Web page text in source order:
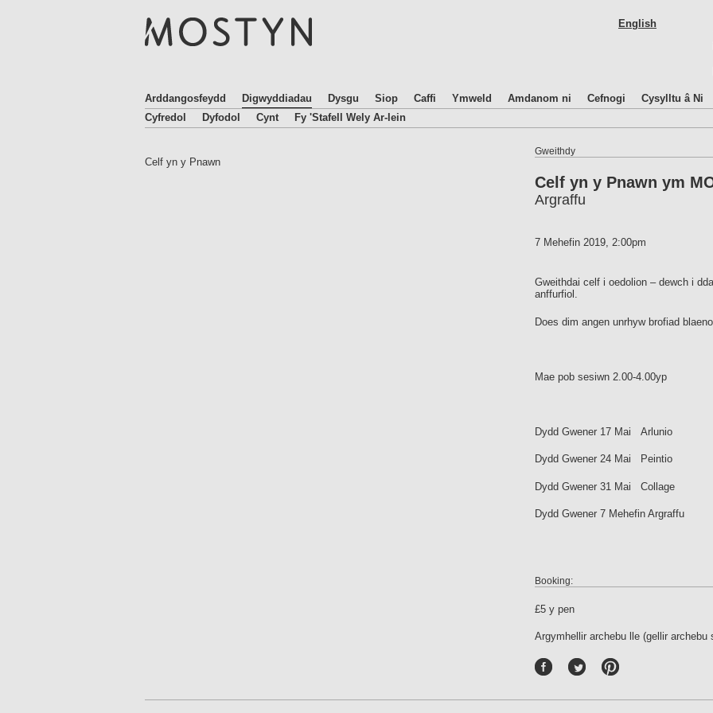
O
S
N
English
Arddangosfeydd
Digwyddiadau
Cyfredol
Dyfodol Cynt Fy 'Stafell Wely Ar-lein
Dysgu Siop Caffi Ymweld Amdanom ni Cefnogi Cysylltu â Ni
Celf yn y Pnawn
Gweithdy
Celf yn y Pnawn ym
Argraffu
7 Mehefin 2019, 2:00pm
Gweithdai celf i oedolion – dewch i
anffurfiol.
Does dim angen unrhyw brofiad
Mae pob sesiwn 2.00-4.00yp
Dydd Gwener 17 Mai Arlunio
Dydd Gwener 24 Mai Peintio
Dydd Gwener 31 Mai Collage
Dydd Gwener 7 Mehefin Argraffu
Booking:
£5 y pen
Argymhellir archebu lle (gellir archebu
ere